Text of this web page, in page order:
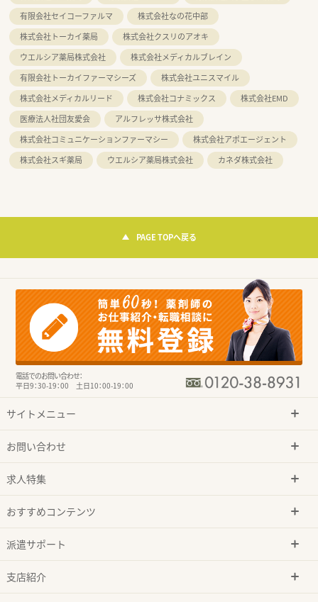
有限会社セイコーファルマ
株式会社なの花中部
株式会社トーカイ薬局
株式会社クスリのアオキ
ウエルシア薬局株式会社
株式会社メディカルブレイン
有限会社トーカイファーマシーズ
株式会社ユニスマイル
株式会社メディカルリード
株式会社コナミックス
株式会社EMD
医療法人社団友愛会
アルフレッサ株式会社
株式会社コミュニケーションファーマシー
株式会社アポエージェント
株式会社スギ薬局
ウエルシア薬局株式会社 カネダ株式会社
PAGE TOPへ戻る
電話でのお問い合わせ：
平日9：30-19：00 土日10：00-19：00
サイトメニュー
お問い合わせ
求人特集
おすすめコンテンツ
派遣サポート
支店紹介